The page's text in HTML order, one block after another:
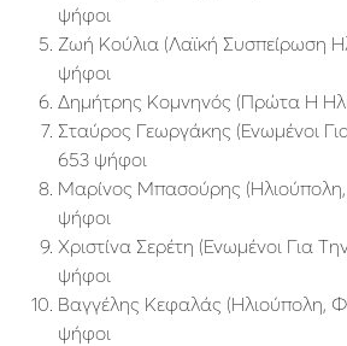
ψήφοι
Ζωή Κούλια (Λαϊκή Συσπείρωση
ψήφοι
Δημήτρης Κομνηνός (Πρώτα Η
Σταύρος Γεωργάκης (Ενωμένοι
653 ψήφοι
Μαρίνος Μπασούρης
ψήφοι
Χριστίνα Σερέτη (Ενωμένοι Για
ψήφοι
Βαγγέλης Κεφαλάς (Ηλιούπολη,
ψήφοι